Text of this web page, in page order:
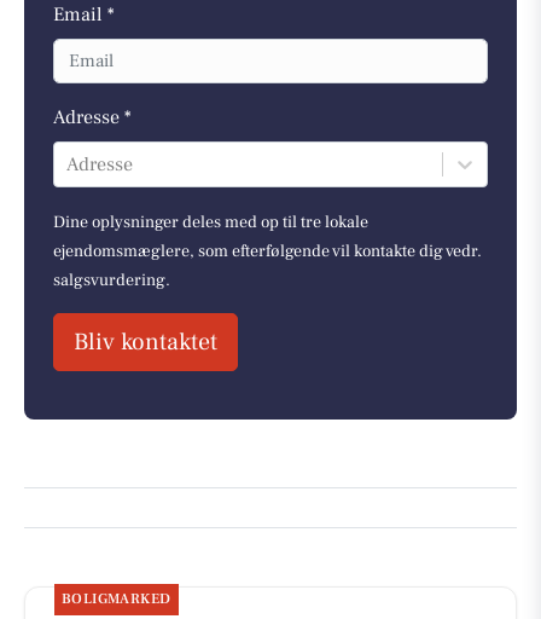
Email *
Adresse *
Adresse
Dine oplysninger deles med op til tre lokale
ejendomsmæglere, som efterfølgende vil kontakte dig vedr.
salgsvurdering.
Bliv kontaktet
BOLIGMARKED